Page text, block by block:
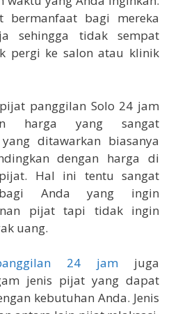
bermanfaat bagi mereka
sehingga tidak sempat
pergi ke salon atau klinik
panggilan Solo 24 jam
harga yang sangat
ditawarkan biasanya
dengan harga di
Hal ini tentu sangat
bagi Anda yang ingin
pijat tapi tidak ingin
uang.
24 jam juga
jenis pijat yang dapat
kebutuhan Anda. Jenis